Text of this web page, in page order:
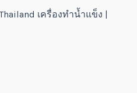
เครื่องทำน้ำแข็ง |